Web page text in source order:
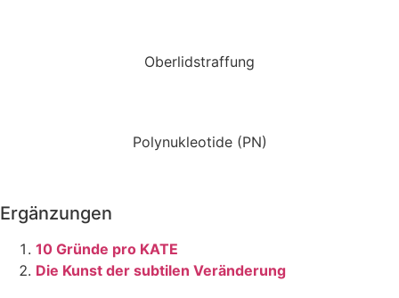
Oberlidstraffung
Polynukleotide (PN)
Ergänzungen
10 Gründe pro KATE
Die Kunst der subtilen Veränderung